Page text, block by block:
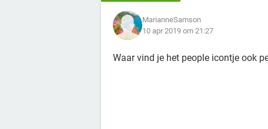
MarianneSamson
10 apr 2019 om 21:27
Waar vind je het people icontje ook